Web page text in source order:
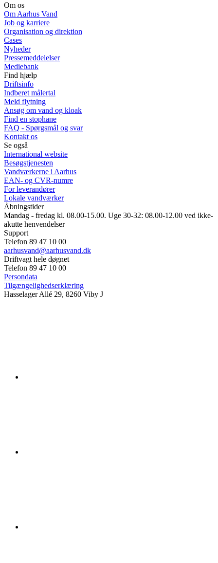
Om os
Om Aarhus Vand
Job og karriere
Organisation og direktion
Cases
Nyheder
Pressemeddelelser
Mediebank
Find hjælp
Driftsinfo
Indberet målertal
Meld flytning
Ansøg om vand og kloak
Find en stophane
FAQ - Spørgsmål og svar
Kontakt os
Se også
International website
Besøgstjenesten
Vandværkerne i Aarhus
EAN- og CVR-numre
For leverandører
Lokale vandværker
Åbningstider
Mandag - fredag kl. 08.00-15.00. Uge 30-32: 08.00-12.00 ved ikke-
akutte henvendelser
Support
Telefon 89 47 10 00
aarhusvand@aarhusvand.dk
Driftvagt hele døgnet
Telefon 89 47 10 00
Persondata
Tilgængelighedserklæring
Hasselager Allé 29, 8260 Viby J